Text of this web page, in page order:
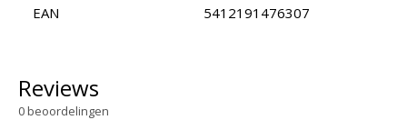
EAN 5412191476307
Reviews
0beoordelingen